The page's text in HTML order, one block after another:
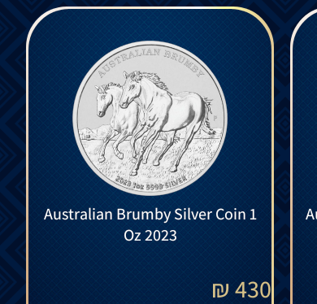
Australian Brumby Silver Coin 1
Oz 2023
430
₪